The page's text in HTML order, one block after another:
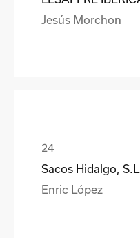
Jesús Morchon
Sacos Hidalgo,
Enric López